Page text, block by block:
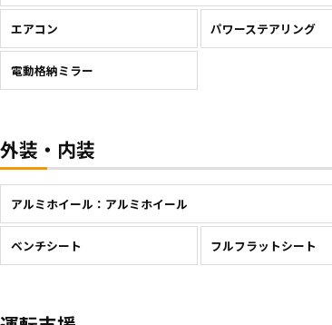
エアコン パワーステアリング
電動格納ミラー
外装・内装
アルミホイール：アルミホイール
ベンチシート フルフラットシート